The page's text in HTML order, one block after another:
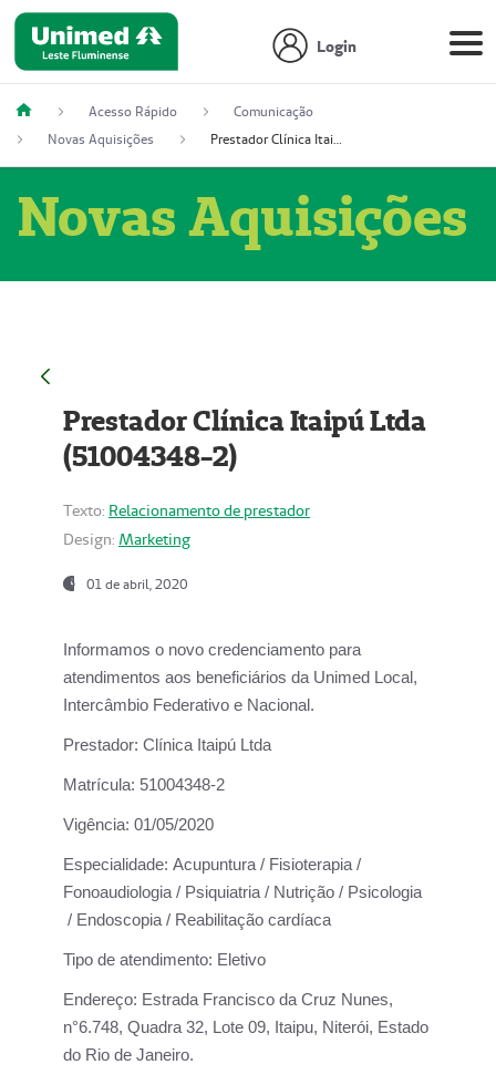
Login
Acesso Rápido
Comunicação
Novas Aquisições
Prestador Clínica Itaipú Ltda (51004348-2)
Novas Aquisições
Prestador Clínica Itaipú Ltda
(51004348-2)
Texto: Relacionamento de prestador
Design: Marketing
01 de abril, 2020
Informamos o novo credenciamento para
atendimentos aos beneficiários da Unimed Local,
Intercâmbio Federativo e Nacional.
Prestador: Clínica Itaipú Ltda
Matrícula: 51004348-2
Vigência: 01/05/2020
Especialidade: Acupuntura / Fisioterapia /
Fonoaudiologia / Psiquiatria / Nutrição / Psicologia
/ Endoscopia / Reabilitação cardíaca
Tipo de atendimento: Eletivo
Endereço: Estrada Francisco da Cruz Nunes,
n°6.748, Quadra 32, Lote 09, Itaipu, Niterói, Estado
do Rio de Janeiro.